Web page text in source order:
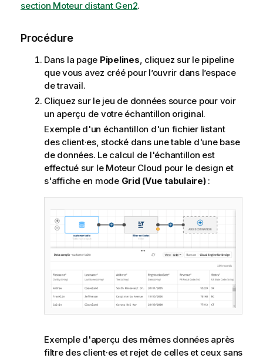
section Moteur distant Gen2.
Procédure
Dans la page Pipelines, cliquez sur le pipeline
que vous avez créé pour l’ouvrir dans l’espace
de travail.
Cliquez sur le jeu de données source pour voir
un aperçu de votre échantillon original.
Exemple d'un échantillon d'un fichier listant
des client·es, stocké dans une table d'une base
de données. Le calcul de l'échantillon est
effectué sur le Moteur Cloud pour le design et
s'affiche en mode Grid (Vue tabulaire):
Exemple d'aperçu des mêmes données après
filtre des client·es et rejet de celles et ceux sans